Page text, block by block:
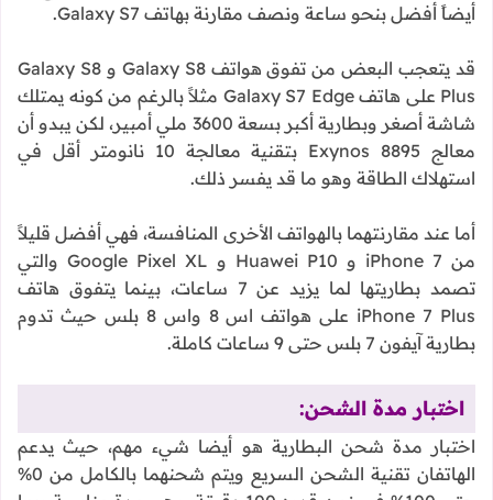
أيضاً أفضل بنحو ساعة ونصف مقارنة بهاتف Galaxy S7.
قد يتعجب البعض من تفوق هواتف Galaxy S8 و Galaxy S8
Plus على هاتف Galaxy S7 Edge مثلاً بالرغم من كونه يمتلك
شاشة أصغر وبطارية أكبر بسعة 3600 ملي أمبير، لكن يبدو أن
معالج Exynos 8895 بتقنية معالجة 10 نانومتر أقل في
استهلاك الطاقة وهو ما قد يفسر ذلك.
أما عند مقارنتهما بالهواتف الأخرى المنافسة، فهي أفضل قليلاً
من iPhone 7 و Huawei P10 و Google Pixel XL والتي
تصمد بطاريتها لما يزيد عن 7 ساعات، بينما يتفوق هاتف
iPhone 7 Plus على هواتف اس 8 واس 8 بلس حيث تدوم
بطارية آيفون 7 بلس حتى 9 ساعات كاملة.
اختبار مدة الشحن:
اختبار مدة شحن البطارية هو أيضا شيء مهم، حيث يدعم
الهاتفان تقنية الشحن السريع ويتم شحنهما بالكامل من 0%